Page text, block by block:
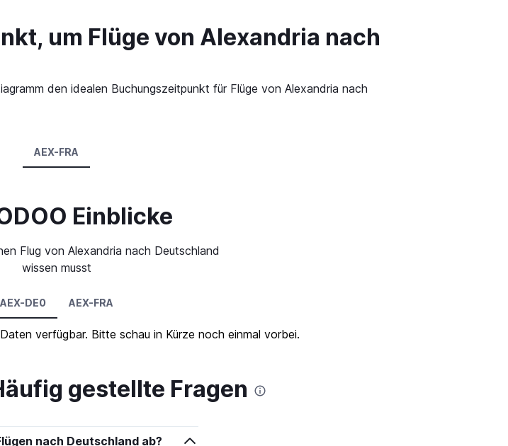
um Flüge von Alexandria nach
den idealen Buchungszeitpunkt für Flüge von Alexandria nach
AEX-FRA
Einblicke
Flug von Alexandria nach Deutschland
wissen musst
AEX-DE0 AEX-FRA
verfügbar. Bitte schau in Kürze noch einmal vorbei.
gestellte Fragen
nach Deutschland ab?